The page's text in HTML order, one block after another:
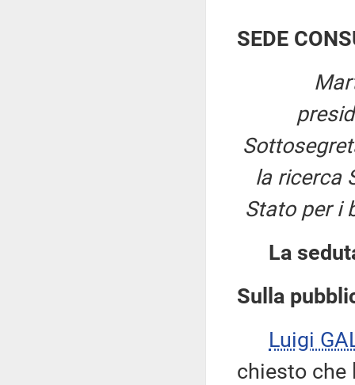
SEDE
la ricerca
Stato per i
La
Sulla
Luigi
chiesto che